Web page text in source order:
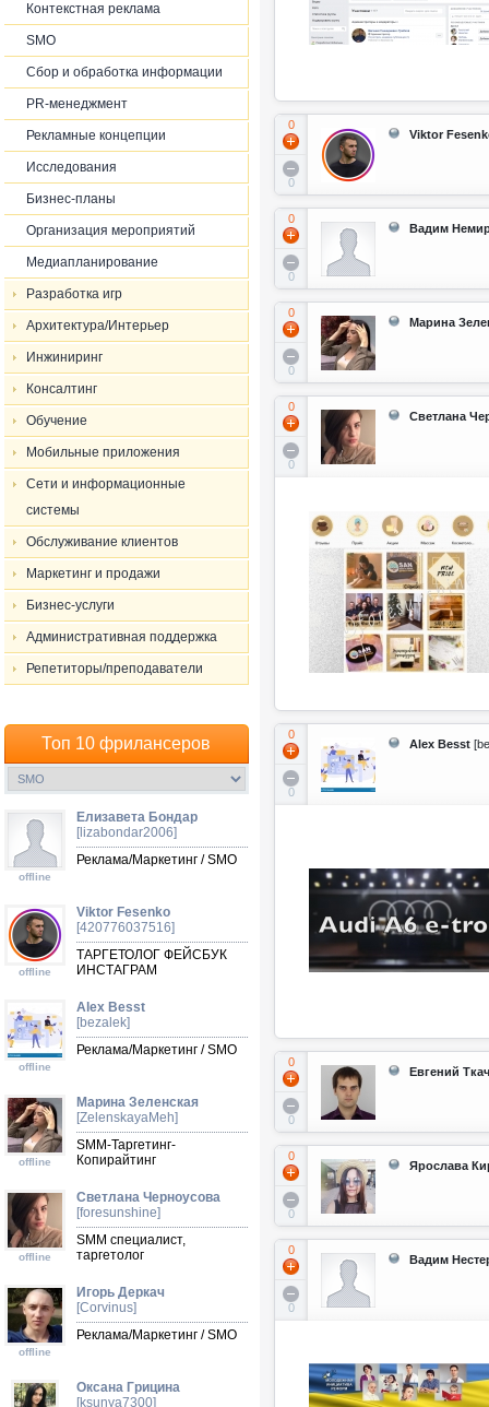
Контекстная реклама
SMO
Сбор и обработка информации
PR-менеджмент
Рекламные концепции
Исследования
Бизнес-планы
Организация мероприятий
Медиапланирование
Разработка игр
Архитектура/Интерьер
Инжиниринг
Консалтинг
Обучение
Мобильные приложения
Сети и информационные
системы
Обслуживание клиентов
Маркетинг и продажи
Бизнес-услуги
Административная поддержка
Репетиторы/преподаватели
Топ 10 фрилансеров
offline
Елизавета Бондар
[lizabondar2006]
Реклама/Маркетинг / SMO
offline
Viktor Fesenko
[420776037516]
ТАРГЕТОЛОГ ФЕЙСБУК
ИНСТАГРАМ
offline
Alex Besst
[bezalek]
Реклама/Маркетинг / SMO
offline
Марина Зеленская
[ZelenskayaMeh]
SMM-Таргетинг-
Копирайтинг
offline
Светлана Черноусова
[foresunshine]
SMM специалист,
таргетолог
offline
Игорь Деркач
[Corvinus]
Реклама/Маркетинг / SMO
Оксана Грицина
[ksunya7300]
0
0
Viktor
0
0
Вадим
0
0
Марина
0
0
Светлана
0
0
Alex Besst
0
0
Евгений
0
0
Ярослава
0
0
Вадим